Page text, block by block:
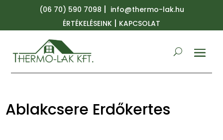
(06 70) 590 7098 | info@thermo-lak.hu
ÉRTÉKELÉSEINK | KAPCSOLAT
Ablakcsere Erdőkertes